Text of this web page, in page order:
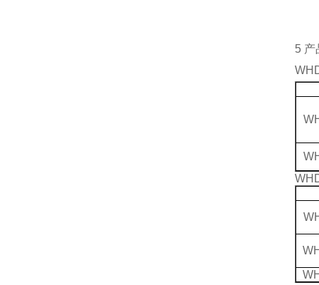
5 产